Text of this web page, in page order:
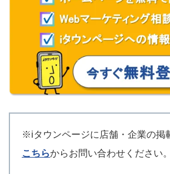
※iタウンページに店舗・企業の掲
こちらからお問い合わせください。